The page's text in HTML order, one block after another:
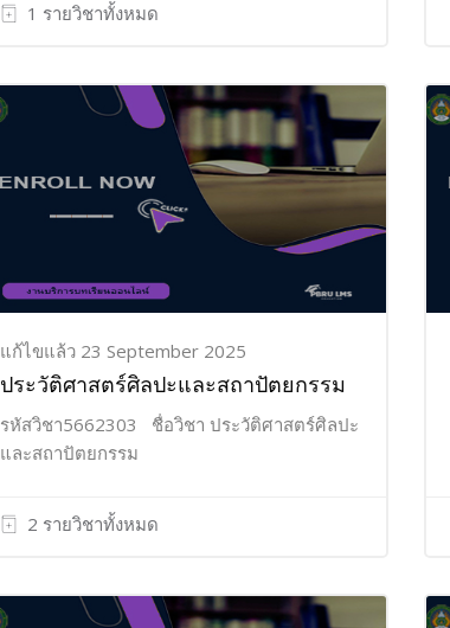
1 รายวิชาทั้งหมด
แก้ไขแล้ว 23 September 2025
ประวัติศาสตร์ศิลปะและสถาปัตยกรรม
รหัสวิชา5662303 ชื่อวิชา ประวัติศาสตร์ศิลปะ
และสถาปัตยกรรม
2 รายวิชาทั้งหมด